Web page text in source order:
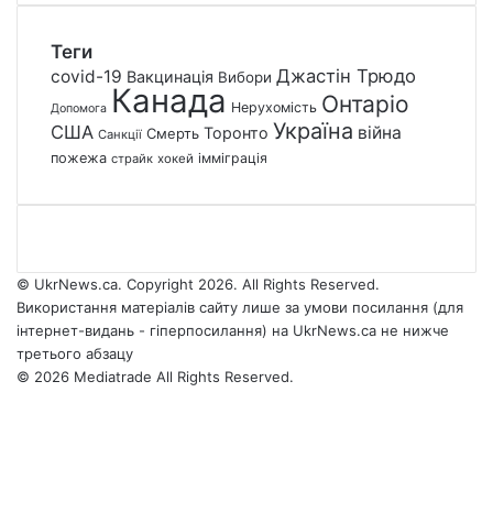
Теги
covid-19 Вакцинація Вибори Джастін Трюдо
Допомога Канада Нерухомість Онтаріо
США Санкції Смерть Торонто Україна війна
пожежа страйк хокей імміграція
© UkrNews.ca. Copyright 2026. All Rights Reserved.
Використання матеріалів сайту лише за умови посилання (для
інтернет-видань - гіперпосилання) на UkrNews.ca не нижче
третього абзацу
© 2026 Mediatrade All Rights Reserved.